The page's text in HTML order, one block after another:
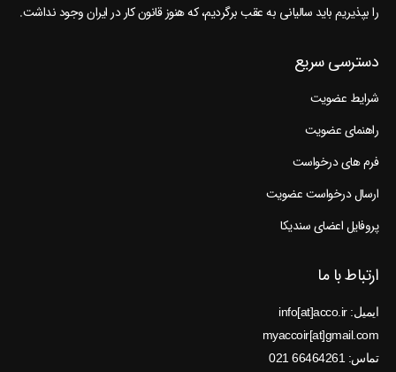
را بپذیریم باید سالیانی به عقب برگردیم، که هنوز قانون کار در ایران وجود نداشت.
دسترسی سریع
شرایط عضویت
راهنمای عضویت
فرم های درخواست
ارسال درخواست عضویت
پروفایل اعضای سندیکا
ارتباط با ما
ایمیل: info[at]acco.ir
myaccoir[at]gmail.com
تماس: 66464261 021